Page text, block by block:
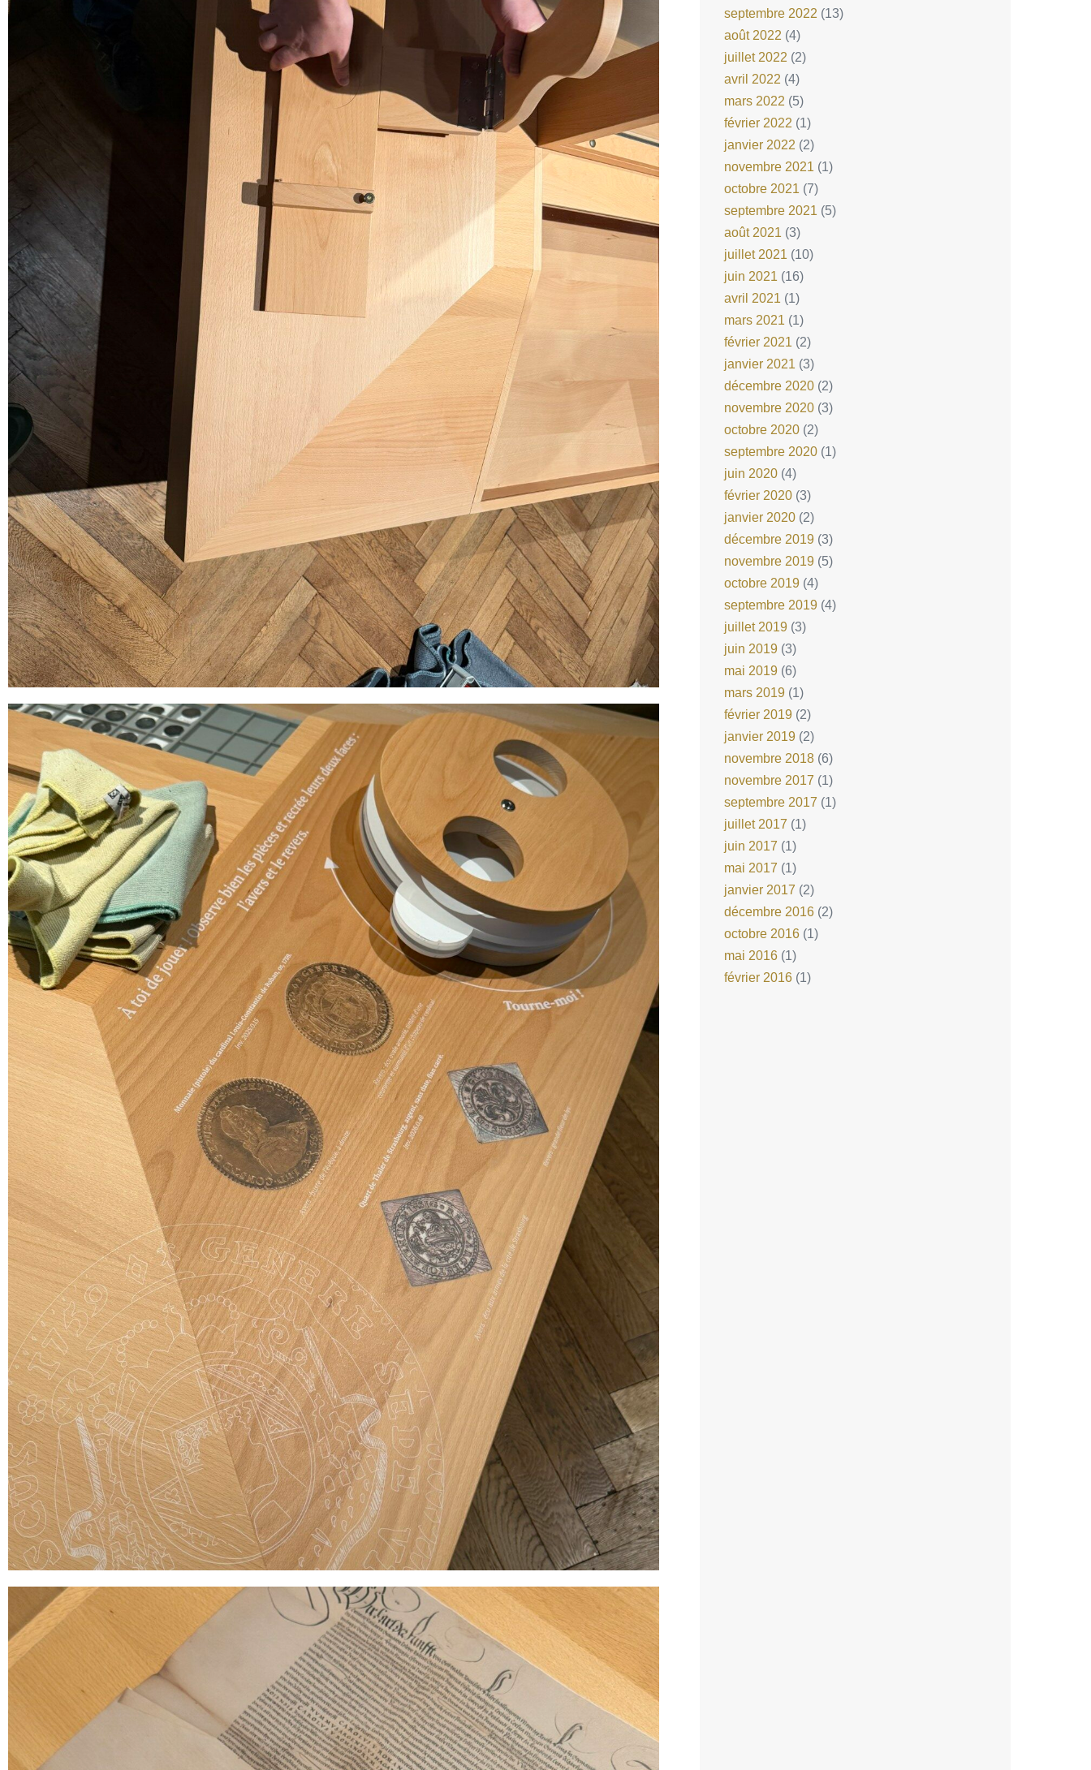
septembre 2022 (13)
août 2022 (4)
juillet 2022 (2)
avril 2022 (4)
mars 2022 (5)
février 2022 (1)
janvier 2022 (2)
novembre 2021(1)
octobre 2021(7)
septembre 2021(5)
août 2021(3)
juillet 2021(10)
juin 2021(16)
avril 2021(1)
mars 2021(1)
février 2021(2)
janvier 2021(3)
décembre 2020(2)
novembre 2020(3)
octobre 2020(2)
septembre 2020(1)
juin 2020(4)
février 2020(3)
janvier 2020(2)
décembre 2019(3)
novembre 2019(5)
octobre 2019(4)
septembre 2019(4)
juillet 2019(3)
juin 2019(3)
mai 2019(6)
mars 2019(1)
février 2019(2)
janvier 2019(2)
novembre 2018(6)
novembre 2017 (1)
septembre 2017 (1)
juillet 2017 (1)
juin 2017 (1)
mai 2017 (1)
janvier 2017 (2)
décembre 2016(2)
octobre 2016(1)
mai 2016(1)
février 2016(1)